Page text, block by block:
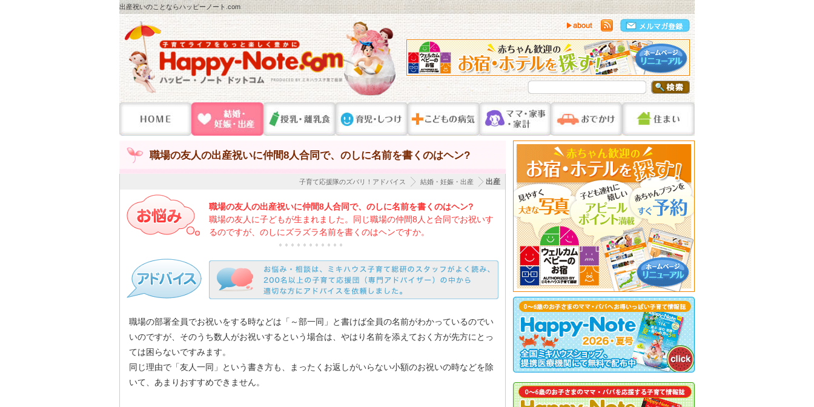
出産祝いのことならハッピーノート.com
職場の友人の出産祝いに仲間8人合同で、のしに名前を書くのはヘン?
出産
結婚・妊娠・出産
子育て応援隊のズバリ！アドバイス
職場の友人の出産祝いに仲間8人合同で、のしに名前を書くのはヘン?
職場の友人に子どもが生まれました。同じ職場の仲間8人と合同でお祝いす
るのですが、のしにズラズラ名前を書くのはヘンですか。
職場の部署全員でお祝いをする時などは「～部一同」と書けば全員の名前がわかっているのでい
いのですが、そのうち数人がお祝いするという場合は、やはり名前を添えておく方が先方にとっ
ては困らないですみます。
同じ理由で「友人一同」という書き方も、まったくお返しがいらない小額のお祝いの時などを除
いて、あまりおすすめできません。